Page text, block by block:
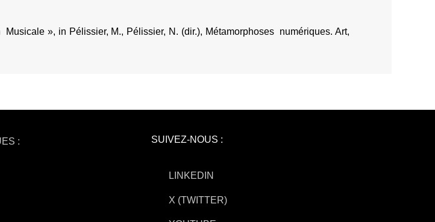
», in Pélissier, M., Pélissier, N. (dir.), Métamorphoses numériques. Art,
: SUIVEZ-NOUS :
LINKEDIN
X (TWITTER)